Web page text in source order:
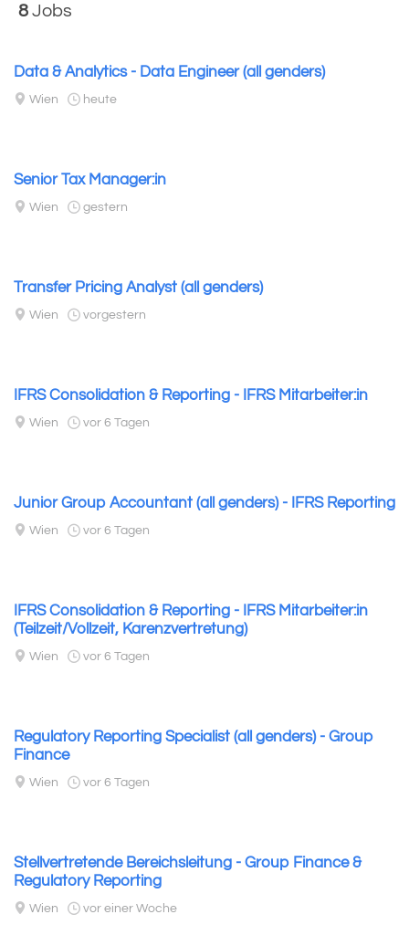
8 Jobs
Data & Analytics - Data Engineer (all genders)
Wien heute
Senior Tax Manager:in
Wien gestern
Transfer Pricing Analyst (all genders)
Wien vorgestern
IFRS Consolidation & Reporting - IFRS Mitarbeiter:in
Wien vor 6 Tagen
Junior Group Accountant (all genders) - IFRS Reporting
Wien vor 6 Tagen
IFRS Consolidation & Reporting - IFRS Mitarbeiter:in
(Teilzeit/Vollzeit, Karenzvertretung)
Wien vor 6 Tagen
Regulatory Reporting Specialist (all genders) - Group
Finance
Wien vor 6 Tagen
Stellvertretende Bereichsleitung - Group Finance &
Regulatory Reporting
Wien vor einer Woche